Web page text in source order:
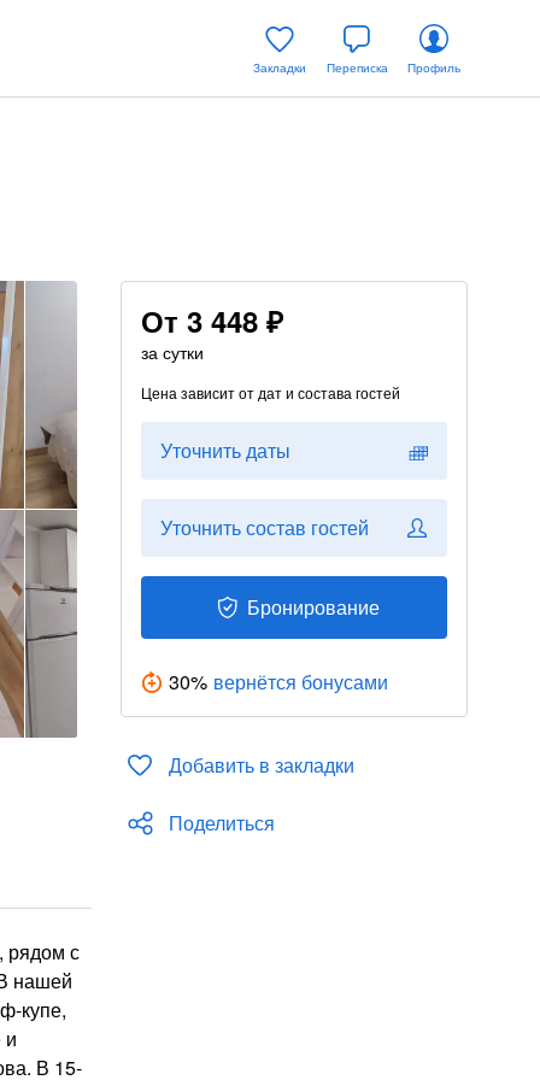
Закладки Переписка Профиль
От 3 448 ₽
за сутки
Цена зависит от дат и состава гостей
Уточнить даты
Уточнить состав гостей
Бронирование
30% вернётся бонусами
Добавить в закладки
Поделиться
рядом с
нашей
купе,
и
В 15-